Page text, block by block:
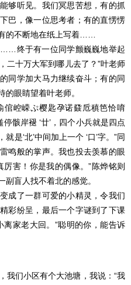
够听见。我们冥思苦想，有的抓
巴，像一位思考者；有的直愣愣
的不断地在纸上写着……
终于有一位同学颤巍巍地举起
二十万大军到哪儿去了？”叶老师
同学加大马力继续奋斗；有的同
眼睛望着叶老师。
崆嵘ぷ樱匙孕诺鼗卮稹笆恰唷
骸岸褪 ‘廿’，四个小兵就是四点
是‘北’中间加上一个 ‘口’字。”同
鸣般的掌声。我也投去羡慕的眼
害！你是我的偶像。”陈烨铭则
盲人找不着北的感觉。
了一群可爱的小精灵，令我们
彩纷呈，最后一个字谜到了下课
家老大回。”聪明的你，能告诉
们小区有个大池塘，我说：“我